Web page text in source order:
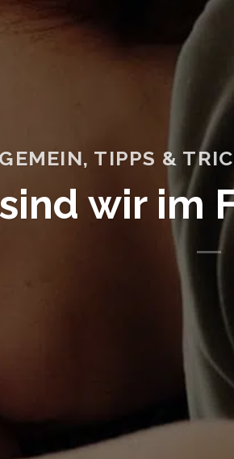
, TIPPS &
wir im